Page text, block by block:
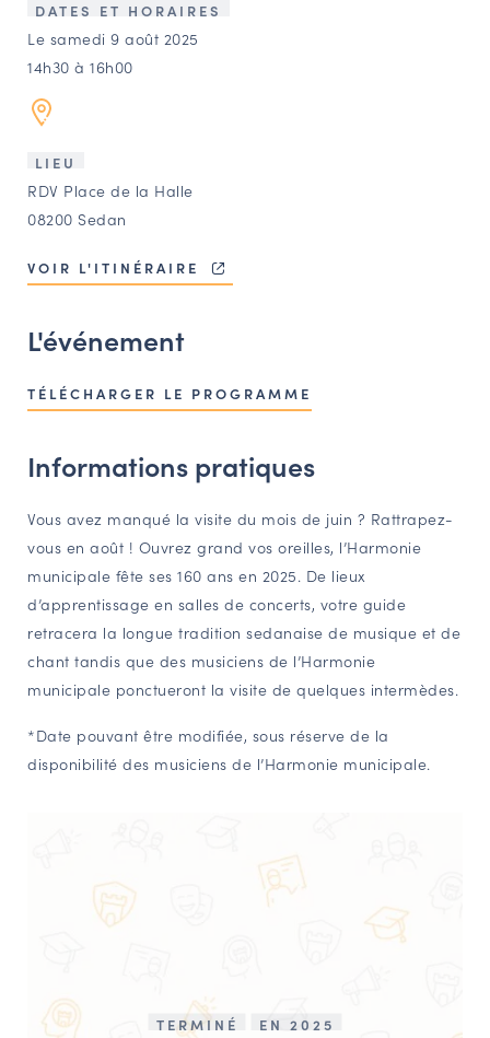
LES ACTIONS PHARES
CONTACT
Agenda
Annuaire
Ressources
BOURSE D’ÉCHANGE
CARTES DES NAUDIN
Espace acteurs
NAVIGATION FILTRÉE « ACTEURS »
PORTAIL CULTURE
Comité d'Histoire Régionale
Service Inventaire et Patrimoines de la Région Grand Est
VOUS ÊTES…
DATES ET HORAIRES
Le samedi 9 août 2025
14h30 à 16h00
LIEU
RDV Place de la Halle
08200 Sedan
VOIR L'ITINÉRAIRE
L'événement
TÉLÉCHARGER LE PROGRAMME
Informations pratiques
Vous avez manqué la visite du mois de juin ? Rattrapez-
vous en août ! Ouvrez grand vos oreilles, l’Harmonie
municipale fête ses 160 ans en 2025. De lieux
d’apprentissage en salles de concerts, votre guide
retracera la longue tradition sedanaise de musique et de
chant tandis que des musiciens de l’Harmonie
municipale ponctueront la visite de quelques intermèdes.
*Date pouvant être modifiée, sous réserve de la
disponibilité des musiciens de l’Harmonie municipale.
TERMINÉ EN 2025